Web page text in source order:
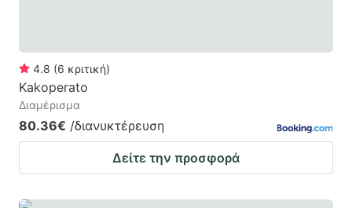
4.8 (6 κριτική)
Kakoperato
Διαμέρισμα
80.36€ /διανυκτέρευση
Δείτε την προσφορά